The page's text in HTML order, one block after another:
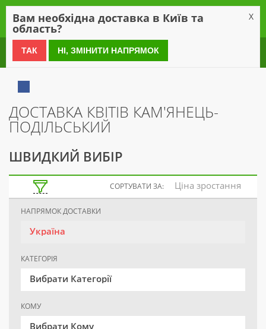
0 800 21 54 55
ДОСТАВКА КВІТІВ КАМ'ЯНЕЦЬ-
ПОДІЛЬСЬКИЙ
ШВИДКИЙ ВИБІР
СОРТУВАТИ ЗА: Ціна зростання
НАПРЯМОК ДОСТАВКИ
Україна
КАТЕГОРІЯ
Вибрати Категорії
КОМУ
Вибрати Кому
Вам необхідна доставка в Київ та
область?
X
ТАК НІ, ЗМІНИТИ НАПРЯМОК